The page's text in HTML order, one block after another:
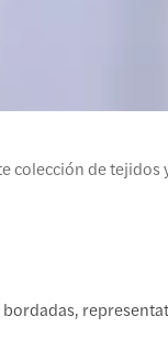
colección de